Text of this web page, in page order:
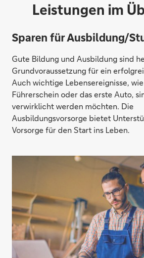
Leistungen im
Sparen für Ausbildung/
Gute Bildung und Ausbildung sind
Grundvoraussetzung für ein
Auch wichtige Lebensereignisse,
Führerschein oder das erste Auto,
verwirklicht werden möchten. Die
Ausbildungsvorsorge bietet
Vorsorge für den Start ins Leben.